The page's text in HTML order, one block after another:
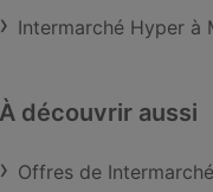
Intermarché Hyper à
À découvrir aussi
Offres de